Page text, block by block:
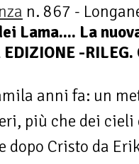
n. 867 -
Lama.... La
-RILEG.
anni fa: un
più che dei
Cristo da